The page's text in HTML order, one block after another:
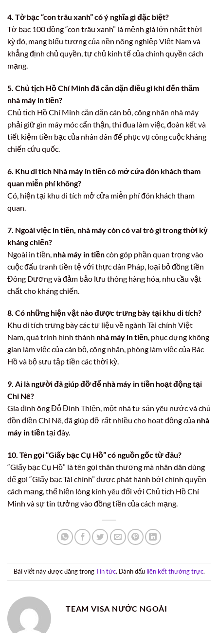
4. Tờ bạc “con trâu xanh” có ý nghĩa gì đặc biệt?
Tờ bạc 100 đồng “con trâu xanh” là mệnh giá lớn nhất thời
kỳ đó, mang biểu tượng của nền nông nghiệp Việt Nam và
khẳng định chủ quyền, tự chủ kinh tế của chính quyền cách
mạng.
5. Chủ tịch Hồ Chí Minh đã căn dặn điều gì khi đến thăm
nhà máy in tiền?
Chủ tịch Hồ Chí Minh căn dặn cán bộ, công nhân nhà máy
phải giữ gìn máy móc cẩn thận, thi đua làm việc, đoàn kết và
tiết kiệm tiền bạc của nhân dân để phục vụ công cuộc kháng
chiến cứu quốc.
6. Khu di tích Nhà máy in tiền có mở cửa đón khách tham
quan miễn phí không?
Có, hiện tại khu di tích mở cửa miễn phí đón khách tham
quan.
7. Ngoài việc in tiền, nhà máy còn có vai trò gì trong thời kỳ
kháng chiến?
Ngoài in tiền, nhà máy in tiềncòn góp phần quan trọng vào
cuộc đấu tranh tiền tệ với thực dân Pháp, loại bỏ đồng tiền
Đông Dương và đảm bảo lưu thông hàng hóa, nhu cầu vật
chất cho kháng chiến.
8. Có những hiện vật nào được trưng bày tại khu di tích?
Khu di tích trưng bày các tư liệu về ngành Tài chính Việt
Nam, quá trình hình thành nhà máy in tiền, phục dựng không
gian làm việc của cán bộ, công nhân, phòng làm việc của Bác
Hồ và bộ sưu tập tiền các thời kỳ.
9. Ai là người đã giúp đỡ để nhà máy in tiền hoạt động tại
Chi Nê?
Gia đình ông Đỗ Đình Thiện, một nhà tư sản yêu nước và chủ
đồn điền Chi Nê, đã giúp đỡ rất nhiều cho hoạt động của nhà
máy in tiềntại đây.
10. Tên gọi “Giấy bạc Cụ Hồ” có nguồn gốc từ đâu?
“Giấy bạc Cụ Hồ” là tên gọi thân thương mà nhân dân dùng
để gọi “Giấy bạc Tài chính” được phát hành bởi chính quyền
cách mạng, thể hiện lòng kính yêu đối với Chủ tịch Hồ Chí
Minh và sự tin tưởng vào đồng tiền của cách mạng.
Bài viết này được đăng trongTin tức. Đánh dấu liên kết thường trực.
TEAM VISA NƯỚC NGOÀI